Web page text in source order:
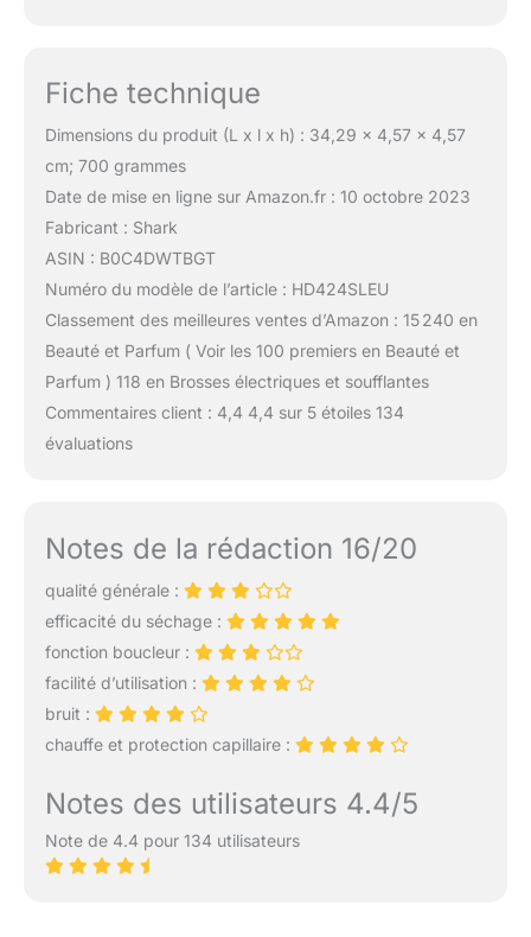
Fiche technique
Dimensions du produit (L x l x h) : 34,29 x 4,57 x 4,57
cm; 700 grammes
Date de mise en ligne sur Amazon.fr : 10 octobre 2023
Fabricant : Shark
ASIN : B0C4DWTBGT
Numéro du modèle de l’article : HD424SLEU
Classement des meilleures ventes d’Amazon : 15 240 en
Beauté et Parfum ( Voir les 100 premiers en Beauté et
Parfum ) 118 en Brosses électriques et soufflantes
Commentaires client : 4,4 4,4 sur 5 étoiles 134
évaluations
Notes de la rédaction 16/20
qualité générale :
efficacité du séchage :
fonction boucleur :
facilité d’utilisation :
bruit :
chauffe et protection capillaire :
Notes des utilisateurs 4.4/5
Note de 4.4 pour 134 utilisateurs